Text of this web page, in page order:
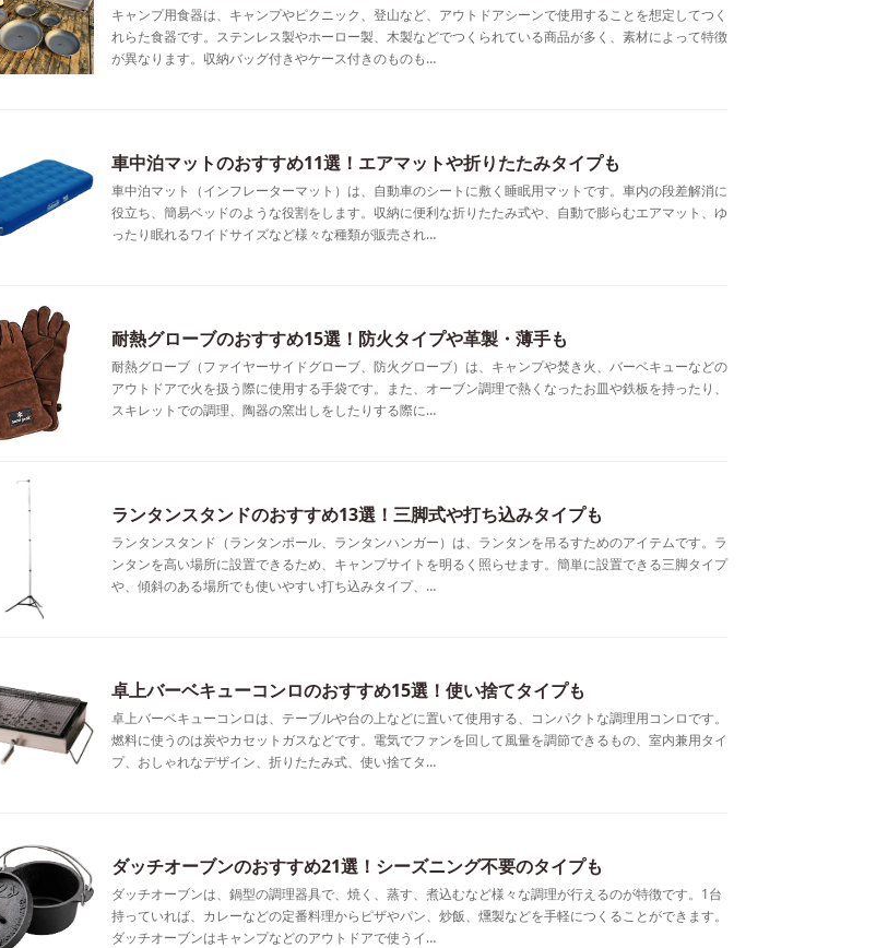
キャンプ用食器は、キャンプやピクニック、登山など、アウトドアシーンで使用することを想定してつく
れらた食器です。ステンレス製やホーロー製、木製などでつくられている商品が多く、素材によって特徴
が異なります。収納バッグ付きやケース付きのものも…
車中泊マットのおすすめ11選！エアマットや折りたたみタイプも
車中泊マット（インフレーターマット）は、自動車のシートに敷く睡眠用マットです。車内の段差解消に
役立ち、簡易ベッドのような役割をします。収納に便利な折りたたみ式や、自動で膨らむエアマット、ゆ
ったり眠れるワイドサイズなど様々な種類が販売され…
耐熱グローブのおすすめ15選！防火タイプや革製・薄手も
耐熱グローブ（ファイヤーサイドグローブ、防火グローブ）は、キャンプや焚き火、バーベキューなどの
アウトドアで火を扱う際に使用する手袋です。また、オーブン調理で熱くなったお皿や鉄板を持ったり、
スキレットでの調理、陶器の窯出しをしたりする際に…
ランタンスタンドのおすすめ13選！三脚式や打ち込みタイプも
ランタンスタンド（ランタンポール、ランタンハンガー）は、ランタンを吊るすためのアイテムです。ラ
ンタンを高い場所に設置できるため、キャンプサイトを明るく照らせます。簡単に設置できる三脚タイプ
や、傾斜のある場所でも使いやすい打ち込みタイプ、…
卓上バーベキューコンロのおすすめ15選！使い捨てタイプも
卓上バーベキューコンロは、テーブルや台の上などに置いて使用する、コンパクトな調理用コンロです。
燃料に使うのは炭やカセットガスなどです。電気でファンを回して風量を調節できるもの、室内兼用タイ
プ、おしゃれなデザイン、折りたたみ式、使い捨てタ…
ダッチオーブンのおすすめ21選！シーズニング不要のタイプも
ダッチオーブンは、鍋型の調理器具で、焼く、蒸す、煮込むなど様々な調理が行えるのが特徴です。1台
持っていれば、カレーなどの定番料理からピザやパン、炒飯、燻製などを手軽につくることができます。
ダッチオーブンはキャンプなどのアウトドアで使うイ…